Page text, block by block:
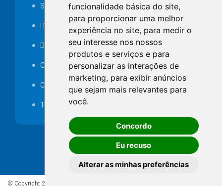
funcionalidade básica do site,
para proporcionar uma melhor
experiência no site, para medir o
seu interesse nos nossos
produtos e serviços e para
personalizar as interações de
marketing, para exibir anúncios
que sejam mais relevantes para
você.
Concordo
Eu recuso
Alterar as minhas preferências
Serviços Técnicos TI
ITR
Desapropriações
Catalogo Eletrônico de Padronização
Consórcios Municipais
Telefones Úteis
© Copyright 2026 - Todos os direitos reservados à Prefeitura de